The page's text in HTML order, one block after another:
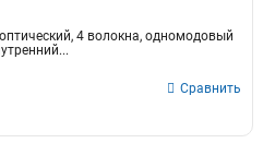
4 волокна, одномодовый
Сравнить